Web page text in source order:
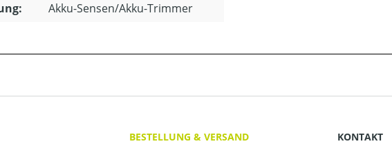
Akku-Sensen/Akku-Trimmer
BESTELLUNG & VERSAND
KONTAKT